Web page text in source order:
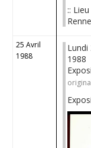
::
25 Avril
1988
Lundi
1988